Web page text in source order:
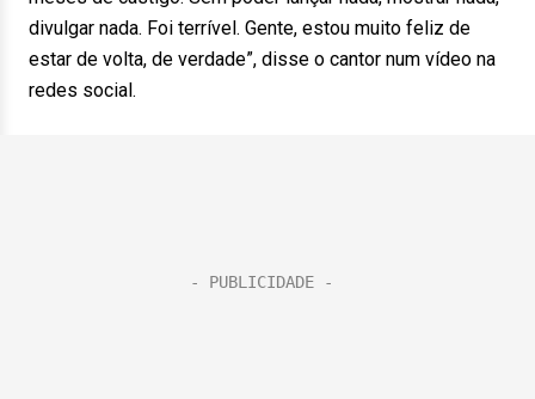
divulgar nada. Foi terrível. Gente, estou muito feliz de
estar de volta, de verdade”, disse o cantor num vídeo na
redes social.